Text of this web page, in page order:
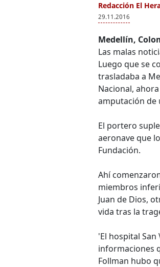
Redacción El
29.11.2016
Medellín,
Las malas
Luego que se
trasladaba a
Nacional,
amputación de
El portero
aeronave que
Fundación.
Ahí
miembros
Juan de Dios,
vida tras la
'El hospital San
informaciones
Follman hubo